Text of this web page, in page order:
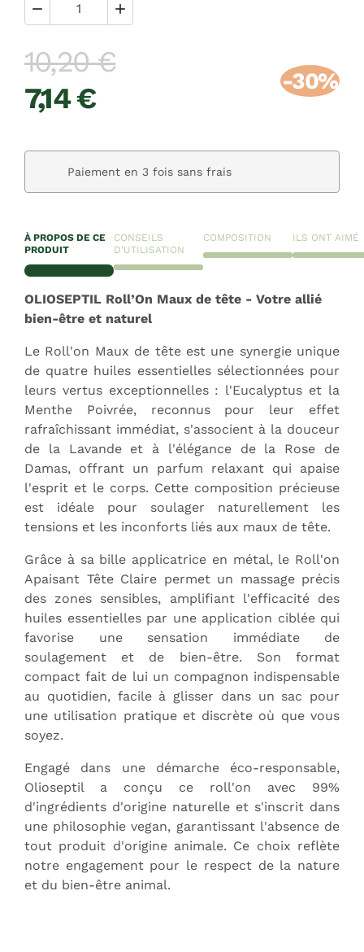
 
10,20 €
7,14 €
-30%
Paiement en 3 fois sans frais
À PROPOS DE CE
PRODUIT
CONSEILS
D'UTILISATION
COMPOSITION ILS ONT AIMÉ
OLIOSEPTIL Roll’On Maux de tête - Votre allié
bien-être et naturel
Le Roll'on Maux de tête est une synergie unique
de quatre huiles essentielles sélectionnées pour
leurs vertus exceptionnelles : l'Eucalyptus et la
Menthe Poivrée, reconnus pour leur effet
rafraîchissant immédiat, s'associent à la douceur
de la Lavande et à l'élégance de la Rose de
Damas, offrant un parfum relaxant qui apaise
l'esprit et le corps. Cette composition précieuse
est idéale pour soulager naturellement les
tensions et les inconforts liés aux maux de tête.
Grâce à sa bille applicatrice en métal, le Roll'on
Apaisant Tête Claire permet un massage précis
des zones sensibles, amplifiant l'efficacité des
huiles essentielles par une application ciblée qui
favorise une sensation immédiate de
soulagement et de bien-être. Son format
compact fait de lui un compagnon indispensable
au quotidien, facile à glisser dans un sac pour
une utilisation pratique et discrète où que vous
soyez.
Engagé dans une démarche éco-responsable,
Olioseptil a conçu ce roll'on avec 99%
d'ingrédients d'origine naturelle et s'inscrit dans
une philosophie vegan, garantissant l'absence de
tout produit d'origine animale. Ce choix reflète
notre engagement pour le respect de la nature
et du bien-être animal.